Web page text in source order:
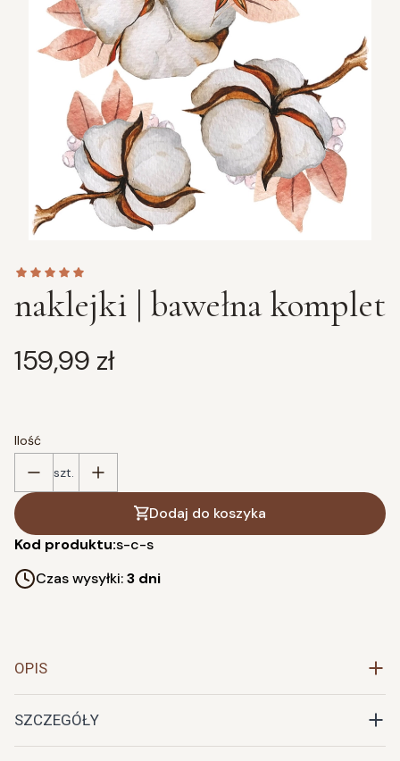
naklejki | bawełna komplet
Cena
159,99 zł
Ilość
szt.
Dodaj do koszyka
Kod produktu:s-c-s
Czas wysyłki:3 dni
OPIS
SZCZEGÓŁY